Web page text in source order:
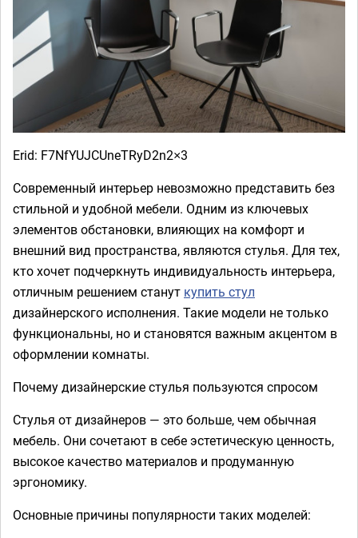
Erid: F7NfYUJCUneTRyD2n2×3
Современный интерьер невозможно представить без
стильной и удобной мебели. Одним из ключевых
элементов обстановки, влияющих на комфорт и
внешний вид пространства, являются стулья. Для тех,
кто хочет подчеркнуть индивидуальность интерьера,
отличным решением станут купить стул
дизайнерского исполнения. Такие модели не только
функциональны, но и становятся важным акцентом в
оформлении комнаты.
Почему дизайнерские стулья пользуются спросом
Стулья от дизайнеров — это больше, чем обычная
мебель. Они сочетают в себе эстетическую ценность,
высокое качество материалов и продуманную
эргономику.
Основные причины популярности таких моделей: